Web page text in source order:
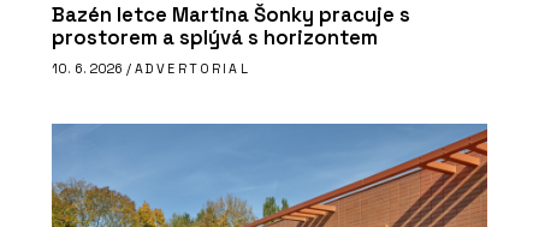
Bazén letce Martina Šonky pracuje s
prostorem a splývá s horizontem
10. 6. 2026 / ADVERTORIAL